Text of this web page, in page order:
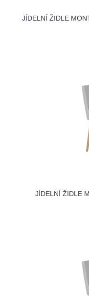
JÍDELNÍ ŽIDLE
JÍDELNÍ ŽIDLE